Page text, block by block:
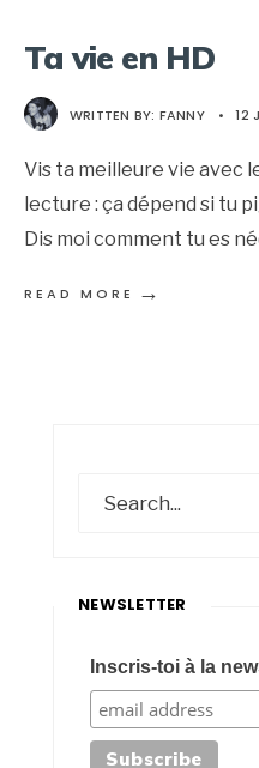
Ta vie en HD
WRITTEN BY: FANNY • 12
Vis ta meilleure vie avec
lecture : ça dépend si tu
Dis moi comment tu es
READ MORE →
NEWSLETTER
Inscris-toi à la